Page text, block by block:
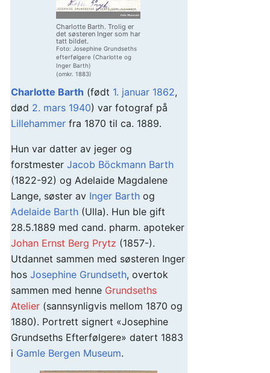
Charlotte Barth. Trolig er
det søsteren Inger som har
tatt bildet.
Foto: Josephine Grundseths
efterfølgere (Charlotte og
Inger Barth)
(omkr. 1883)
Charlotte Barth (født 1. januar 1862,
død 2. mars 1940) var fotograf på
Lillehammer fra 1870 til ca. 1889.
Hun var datter av jeger og
forstmester Jacob Böckmann Barth
(1822-92) og Adelaide Magdalene
Lange, søster av Inger Barth og
Adelaide Barth (Ulla). Hun ble gift
28.5.1889 med cand. pharm. apoteker
Johan Ernst Berg Prytz (1857-).
Utdannet sammen med søsteren Inger
hos Josephine Grundseth, overtok
sammen med henne Grundseths
Atelier (sannsynligvis mellom 1870 og
1880). Portrett signert «Josephine
Grundseths Efterfølgere» datert 1883
i Gamle Bergen Museum.